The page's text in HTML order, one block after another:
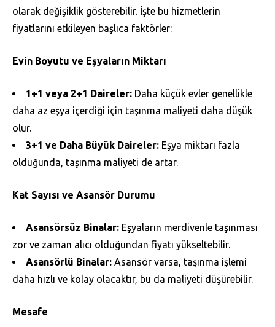
olarak değişiklik gösterebilir. İşte bu hizmetlerin
fiyatlarını etkileyen başlıca faktörler:
Evin Boyutu ve Eşyaların Miktarı
1+1 veya 2+1 Daireler: Daha küçük evler genellikle
daha az eşya içerdiği için taşınma maliyeti daha düşük
olur.
3+1 ve Daha Büyük Daireler: Eşya miktarı fazla
olduğunda, taşınma maliyeti de artar.​
Kat Sayısı ve Asansör Durumu
Asansörsüz Binalar: Eşyaların merdivenle taşınması
zor ve zaman alıcı olduğundan fiyatı yükseltebilir.
Asansörlü Binalar: Asansör varsa, taşınma işlemi
daha hızlı ve kolay olacaktır, bu da maliyeti düşürebilir.
Mesafe